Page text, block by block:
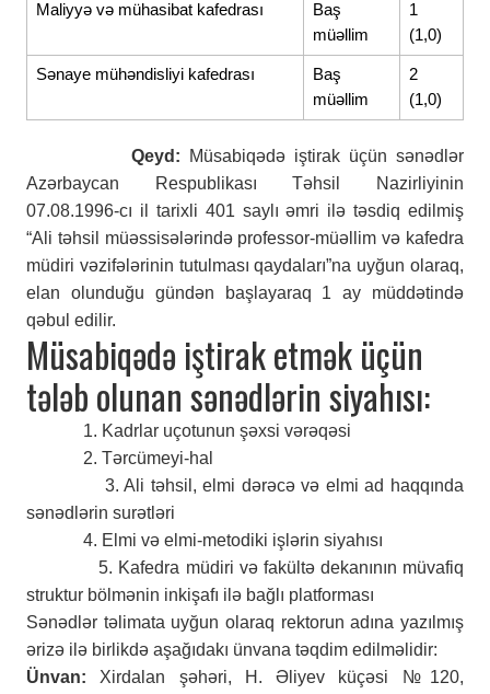
Maliyyə və mühasibat kafedrası
Baş
müəllim
1
(1,0)
Sənaye mühəndisliyi kafedrası
Baş
müəllim
2
(1,0)
Qeyd: Müsabiqədə iştirak üçün sənədlər
Azərbaycan Respublikası Təhsil Nazirliyinin
07.08.1996-cı il tarixli 401 saylı əmri ilə təsdiq edilmiş
“Ali təhsil müəssisələrində professor-müəllim və kafedra
müdiri vəzifələrinin tutulması qaydaları”na uyğun olaraq,
elan olunduğu gündən başlayaraq 1 ay müddətində
qəbul edilir.
Müsabiqədə iştirak etmək üçün
tələb olunan sənədlərin siyahısı:
1. Kadrlar uçotunun şəxsi vərəqəsi
2. Tərcümeyi-hal
3. Ali təhsil, elmi dərəcə və elmi ad haqqında
sənədlərin surətləri
4. Elmi və elmi-metodiki işlərin siyahısı
5. Kafedra müdiri və fakültə dekanının müvafiq
struktur bölmənin inkişafı ilə bağlı platforması
Sənədlər təlimata uyğun olaraq rektorun adına yazılmış
ərizə ilə birlikdə aşağıdakı ünvana təqdim edilməlidir:
Ünvan: Xirdalan şəhəri, H. Əliyev küçəsi №120,